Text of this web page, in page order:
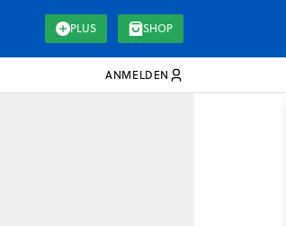
PLUS SHOP
ANMELDEN